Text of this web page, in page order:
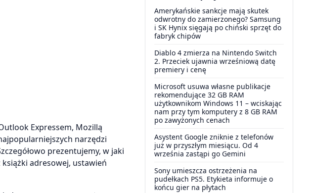
Expressem, Mozillą
narzędzi
prezentujemy, w jaki
adresowej, ustawień
Amerykańskie sankcje mają skutek
odwrotny do zamierzonego? Samsung
i SK Hynix sięgają po chiński sprzęt do
fabryk chipów
Diablo 4 zmierza na Nintendo Switch
2. Przeciek ujawnia wrześniową datę
premiery i cenę
Microsoft usuwa własne publikacje
rekomendujące 32 GB RAM
użytkownikom Windows 11 – wciskając
nam przy tym komputery z 8 GB RAM
po zawyżonych cenach
Asystent Google zniknie z telefonów
już w przyszłym miesiącu. Od 4
września zastąpi go Gemini
Sony umieszcza ostrzeżenia na
pudełkach PS5. Etykieta informuje o
końcu gier na płytach